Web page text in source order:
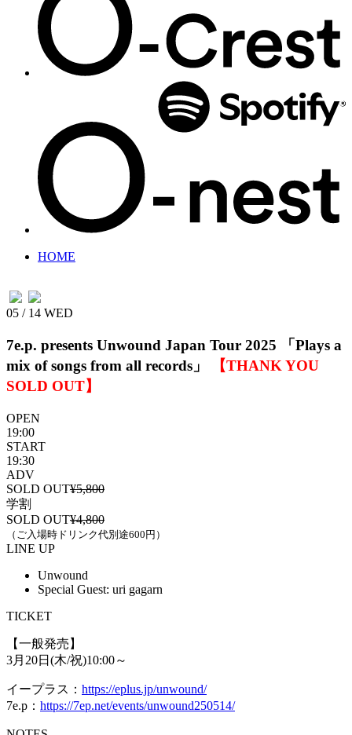
HOME
05 / 14 WED
7e.p. presents Unwound Japan Tour 2025
「Plays a
mix of songs from all records」
【THANK YOU
SOLD OUT】
OPEN
19:00
START
19:30
ADV
SOLD OUT¥5,800
学割
SOLD OUT¥4,800
（ご入場時ドリンク代別途600円）
LINE UP
Unwound
Special Guest: uri gagarn
TICKET
【一般発売】
3月20日(木/祝)10:00～
イープラス： https://eplus.jp/unwound/
7e.p： https://7ep.net/events/unwound250514/